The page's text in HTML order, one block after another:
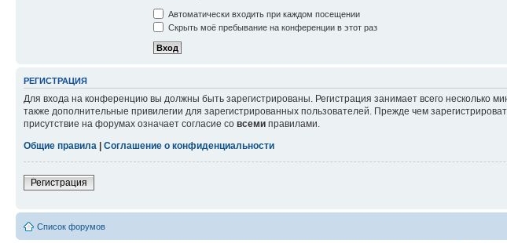
Автоматически входить при каждом посещении
Скрыть моё пребывание на конференции в этот раз
РЕГИСТРАЦИЯ
Для входа на конференцию вы должны быть зарегистрированы. Регистрация занимает всего несколько
также дополнительные привилегии для зарегистрированных пользователей. Прежде чем
присутствие на форумах означает согласие со всеми правилами.
Общие правила
Соглашение о конфиденциальности
Регистрация
Список форумов